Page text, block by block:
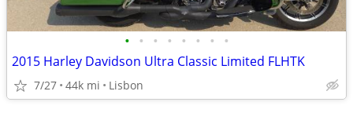
• • • • • • • •
2015 Harley Davidson Ultra Classic Limited FLHTK
7/27 44k mi Lisbon